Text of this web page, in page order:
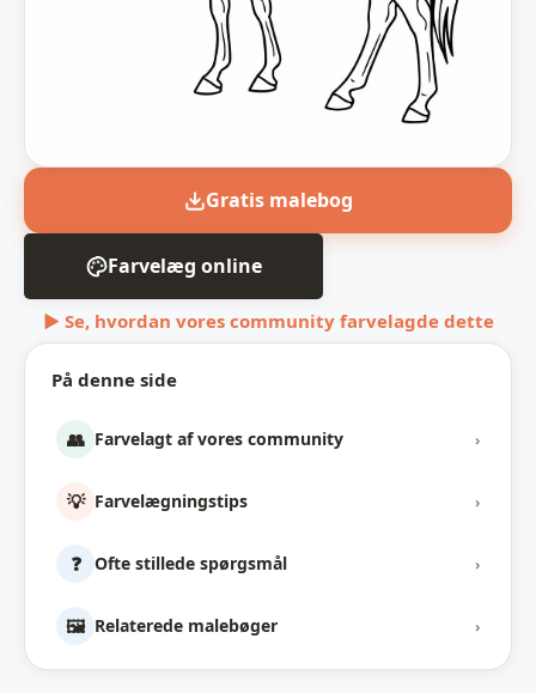
På denne side
👥 Farvelagt af vores community ›
💡 Farvelægningstips ›
❓ Ofte stillede spørgsmål ›
🖼️ Relaterede malebøger ›
Gratis malebog
Farvelæg online
▶ Se, hvordan vores community farvelagde dette